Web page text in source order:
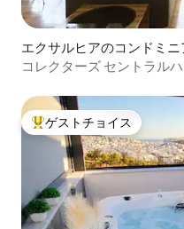
エクサルヒアのコンドミニ
コレクターズ セントラル
大好評のゲストチョイスで
ゲストチョイス